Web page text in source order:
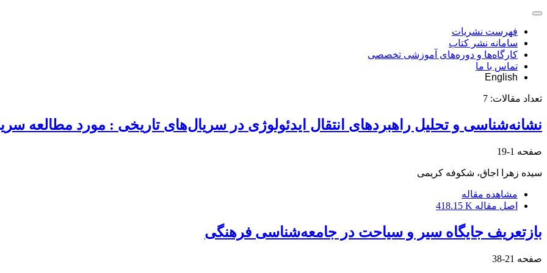
فهرست نشریات
سامانه نشر کتاب
کارگاه‌ها و دوره‌های آموزشی تخصصی
تماس با ما
English
تعداد مقالات: 7
نشانه‌شناسی و تحلیل راهبردهای انتقال ایدئولوژی در سریال‌های تاریخی : مورد مطالعه
صفحه 1-19
سیده زهرا اجاق، شکوفه کریمی
مشاهده مقاله
اصل مقاله 418.15 K
بازتعریف جایگاه سیر و سیاحت در جامعه‌شناسی فرهنگی
صفحه 21-38